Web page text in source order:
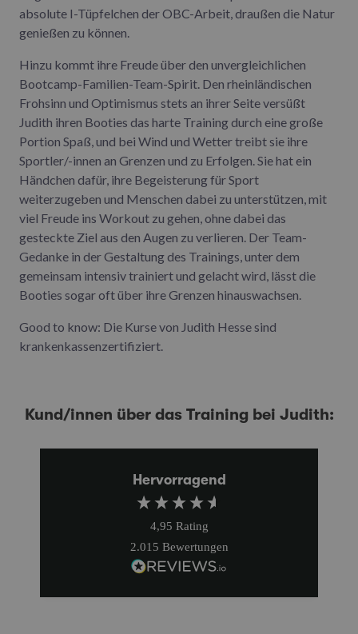
absolute I-Tüpfelchen der OBC-Arbeit, draußen die Natur
genießen zu können.
Hinzu kommt ihre Freude über den unvergleichlichen
Bootcamp-Familien-Team-Spirit. Den rheinländischen
Frohsinn und Optimismus stets an ihrer Seite versüßt
Judith ihren Booties das harte Training durch eine große
Portion Spaß, und bei Wind und Wetter treibt sie ihre
Sportler/-innen an Grenzen und zu Erfolgen. Sie hat ein
Händchen dafür, ihre Begeisterung für Sport
weiterzugeben und Menschen dabei zu unterstützen, mit
viel Freude ins Workout zu gehen, ohne dabei das
gesteckte Ziel aus den Augen zu verlieren. Der Team-
Gedanke in der Gestaltung des Trainings, unter dem
gemeinsam intensiv trainiert und gelacht wird, lässt die
Booties sogar oft über ihre Grenzen hinauswachsen.
Good to know: Die Kurse von Judith Hesse sind
krankenkassenzertifiziert.
Kund/innen über das Training bei Judith:
Hervorragend
4,95 Rating
2.015 Bewertungen